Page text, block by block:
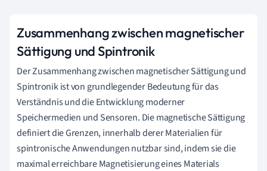
Zusammenhang zwischen magnetischer
Sättigung und Spintronik
Der Zusammenhang zwischen magnetischer Sättigung und
Spintronik ist von grundlegender Bedeutung für das
Verständnis und die Entwicklung moderner
Speichermedien und Sensoren. Die magnetische Sättigung
definiert die Grenzen, innerhalb derer Materialien für
spintronische Anwendungen nutzbar sind, indem sie die
maximal erreichbare Magnetisierung eines Materials